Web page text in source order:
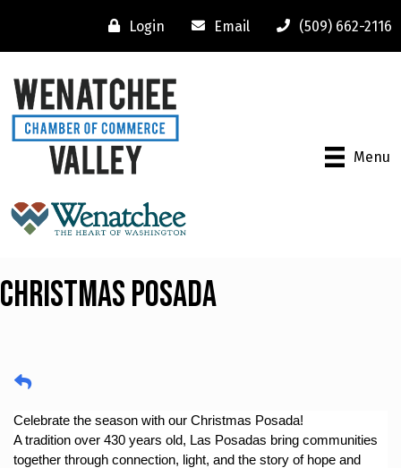
Login Email (509) 662-2116
Menu
Christmas Posada
Celebrate the season with our Christmas Posada!
A tradition over 430 years old, Las Posadas bring communities
together through connection, light, and the story of hope and